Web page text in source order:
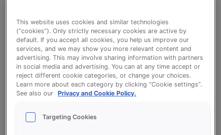
DONKER MEERGRANEN, SONPLUS KROKANT
SUPER)
Bekijk het recept voor Donker Meergranen
Baguette (VITASON DONKER MEERGRANEN,
This website uses cookies and similar technologies
(“cookies”). Only strictly necessary cookies are active by
default. If you accept all cookies, you help us improve our
services, and we may show you more relevant content and
advertising. This may involve sharing information with partners
in social media and advertising. You can at any time accept or
reject different cookie categories, or change your choices.
Learn more about each category by clicking “Cookie settings”.
See also our
Privacy and Cookie Policy.
Targeting Cookies